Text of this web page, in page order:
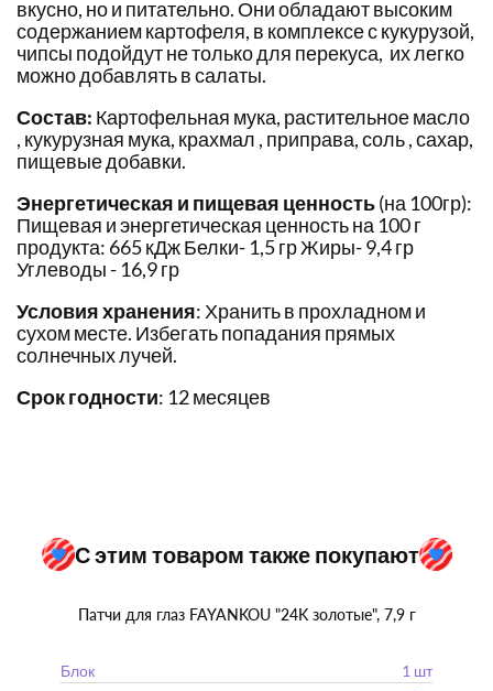
вкусно, но и питательно. Они обладают высоким
содержанием картофеля, в комплексе с кукурузой,
чипсы подойдут не только для перекуса, их легко
можно добавлять в салаты.
Состав: Картофельная мука, растительное масло
, кукурузная мука, крахмал , приправа, соль , сахар,
пищевые добавки.
Энергетическая и пищевая ценность(на 100гр):
Пищевая и энергетическая ценность на 100 г
продукта: 665 кДж Белки- 1,5 гр Жиры- 9,4 гр
Углеводы - 16,9 гр
Условия хранения: Хранить в прохладном и
сухом месте. Избегать попадания прямых
солнечных лучей.
Срок годности: 12 месяцев
С этим товаром также покупают
Патчи для глаз FAYANKOU "24K золотые", 7,9 г
Блок 1 шт